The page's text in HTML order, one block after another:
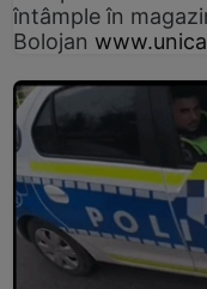
întâmple în
Bolojan